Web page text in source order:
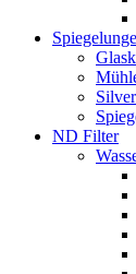
ND Filter